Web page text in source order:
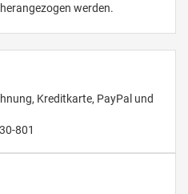
werden.
Kreditkarte, PayPal und
801